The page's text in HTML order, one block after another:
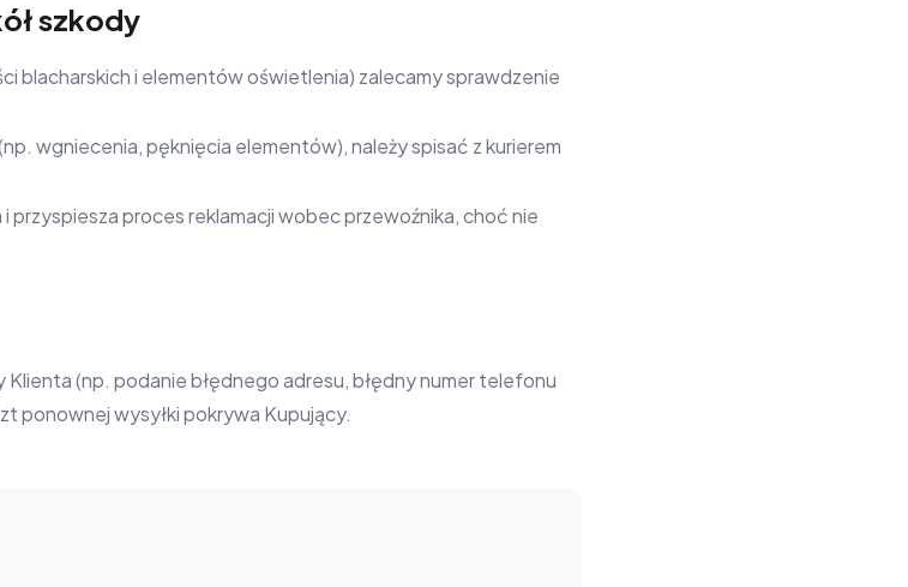
szkody
blacharskich i elementów oświetlenia) zalecamy sprawdzenie
wgniecenia, pęknięcia elementów), należy spisać z kurierem
przyspiesza proces reklamacji wobec przewoźnika, choć nie
Klienta (np. podanie błędnego adresu, błędny numer telefonu
ponownej wysyłki pokrywa Kupujący.